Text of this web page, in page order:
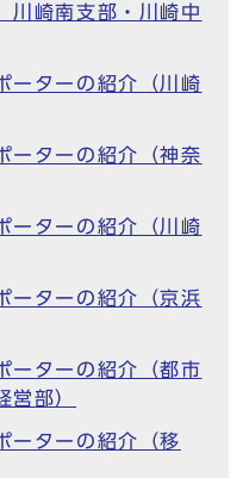
崎南支部・川崎中
ーターの紹介（川崎
ーターの紹介（神奈
ーターの紹介（川崎
ーターの紹介（京浜
ーターの紹介（都市
部）
ーターの紹介（移